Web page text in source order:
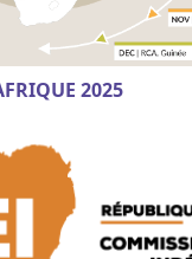
2025